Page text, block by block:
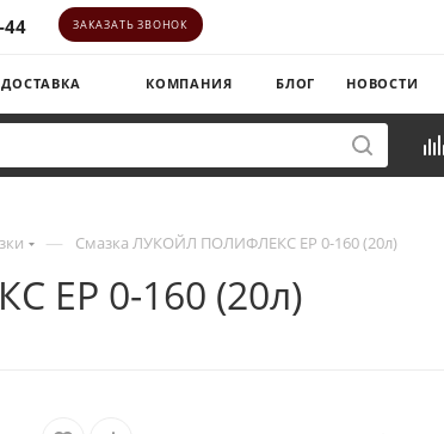
44 ЗАКАЗАТЬ ЗВОНОК
КОМПАНИЯ БЛОГ НОВОСТИ
— Смазка ЛУКОЙЛ ПОЛИФЛЕКС ЕР 0-160 (20л)
ЕР 0-160 (20л)